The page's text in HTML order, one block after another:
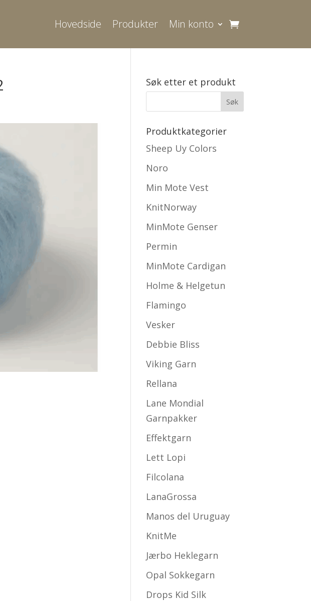
Hovedside Produkter Min konto
Søk etter et produkt
Produktkategorier
Sheep Uy Colors
Noro
Min Mote Vest
KnitNorway
MinMote Genser
Permin
MinMote Cardigan
Holme & Helgetun
Flamingo
Vesker
Debbie Bliss
Viking Garn
Rellana
Lane Mondial
Garnpakker
Effektgarn
Lett Lopi
Filcolana
LanaGrossa
Manos del Uruguay
KnitMe
Jærbo Heklegarn
Opal Sokkegarn
Drops Kid Silk